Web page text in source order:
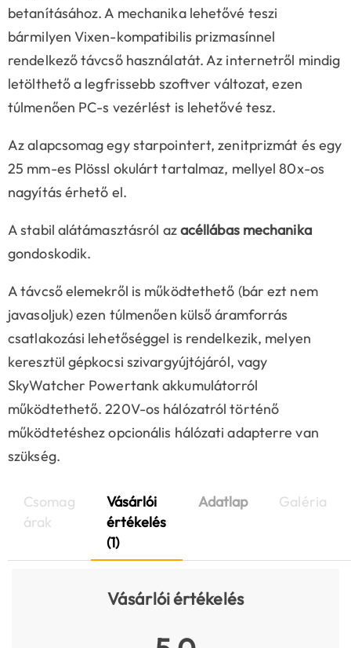
betanításához. A mechanika lehetővé teszi
bármilyen Vixen-kompatibilis prizmasínnel
rendelkező távcső használatát. Az internetről mindig
letölthető a legfrissebb szoftver változat, ezen
túlmenően PC-s vezérlést is lehetővé tesz.
Az alapcsomag egy starpointert, zenitprizmát és egy
25 mm-es Plössl okulárt tartalmaz, mellyel 80x-os
nagyítás érhető el.
A stabil alátámasztásról azacéllábas mechanika
gondoskodik.
A távcső elemekről is működtethető (bár ezt nem
javasoljuk) ezen túlmenően külső áramforrás
csatlakozási lehetőséggel is rendelkezik, melyen
keresztül gépkocsi szivargyújtójáról, vagy
SkyWatcher Powertank akkumulátorról
működtethető. 220V-os hálózatról történő
működtetéshez opcionális hálózati adapterre van
szükség.
Csomag
árak
Vásárlói
értékelés
(1)
Adatlap Galéria
Vásárlói értékelés